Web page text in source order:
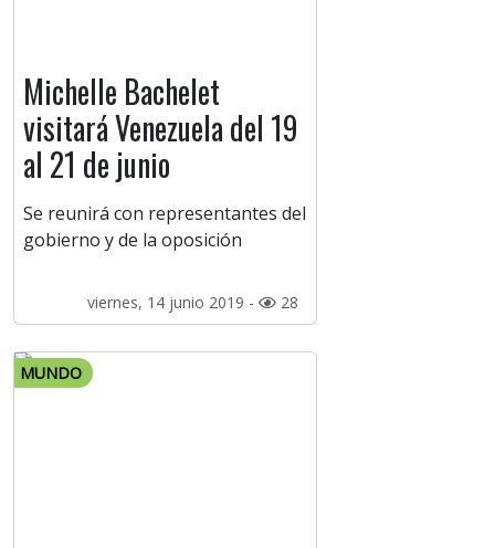
Michelle Bachelet
visitará Venezuela del 19
al 21 de junio
Se reunirá con representantes del
gobierno y de la oposición
viernes, 14 junio 2019 - 28
MUNDO